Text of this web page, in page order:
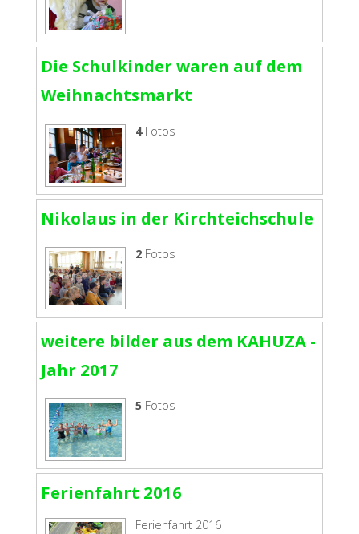
Die Schulkinder waren auf dem
Weihnachtsmarkt
4Fotos
Nikolaus in der Kirchteichschule
2Fotos
weitere bilder aus dem KAHUZA -
Jahr 2017
5Fotos
Ferienfahrt 2016
Ferienfahrt 2016